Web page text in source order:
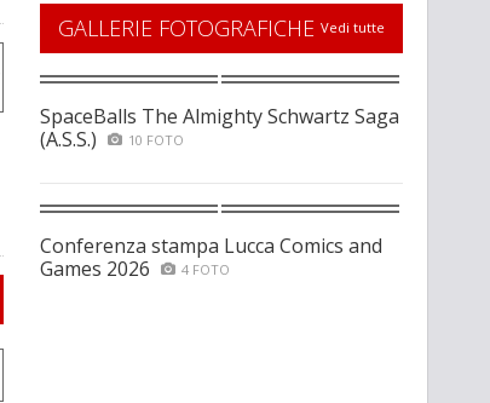
GALLERIE FOTOGRAFICHE Vedi tutte
SpaceBalls The Almighty Schwartz Saga
(A.S.S.)
10 FOTO
Conferenza stampa Lucca Comics and
Games 2026
4 FOTO